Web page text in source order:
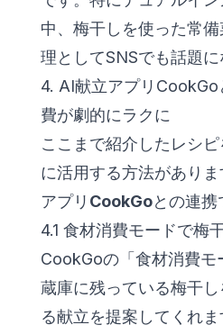
中、梅干しを使った常
理としてSNSでも話題に
4. AI献立アプリCookGo
費が劇的にラクに
ここまで紹介したレシ
に活用する方法があり
アプリ CookGoとの連携
4.1 食材消費モードで梅
CookGoの「食材消費モ
蔵庫に残っている梅干
る献立を提案してくれ